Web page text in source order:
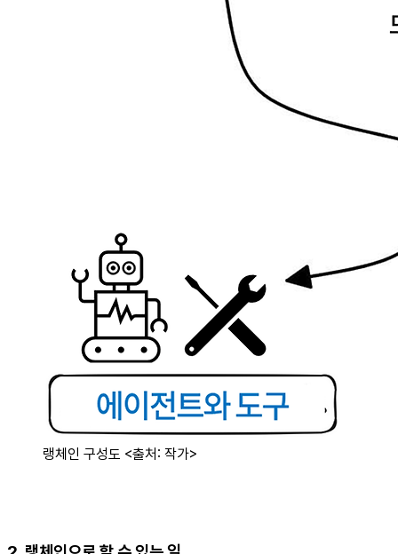
랭체인 구성도 <출처: 작가>